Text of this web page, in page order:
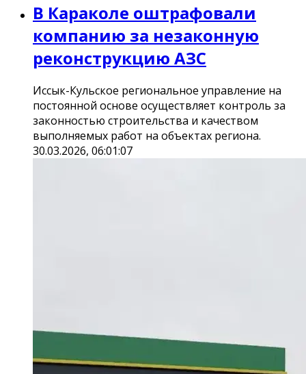
В Караколе оштрафовали
компанию за незаконную
реконструкцию АЗС
Иссык-Кульское региональное управление на
постоянной основе осуществляет контроль за
законностью строительства и качеством
выполняемых работ на объектах региона.
30.03.2026, 06:01:07